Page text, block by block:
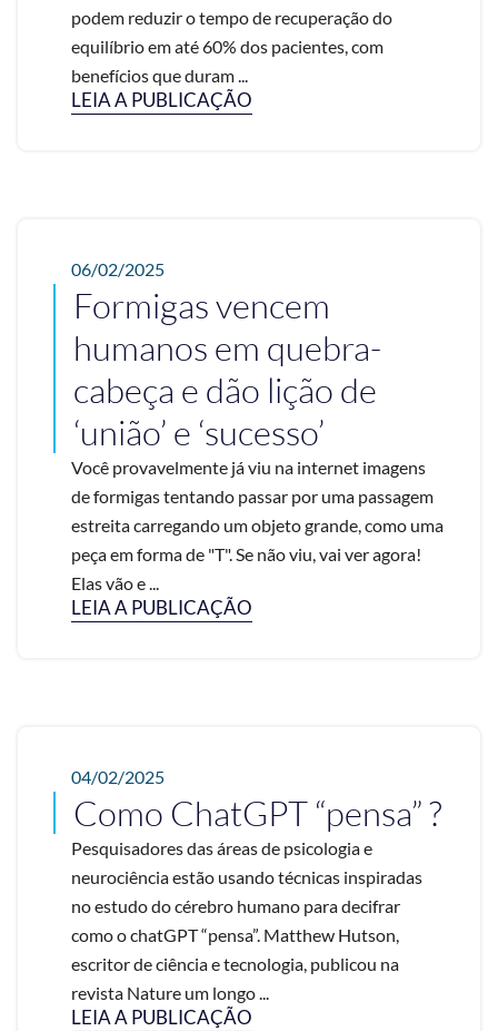
podem reduzir o tempo de recuperação do
equilíbrio em até 60% dos pacientes, com
benefícios que duram ...
LEIA A PUBLICAÇÃO
06/02/2025
Formigas vencem
humanos em quebra-
cabeça e dão lição de
‘união’ e ‘sucesso’
Você provavelmente já viu na internet imagens
de formigas tentando passar por uma passagem
estreita carregando um objeto grande, como uma
peça em forma de "T". Se não viu, vai ver agora!
Elas vão e ...
LEIA A PUBLICAÇÃO
04/02/2025
Como ChatGPT “pensa” ?
Pesquisadores das áreas de psicologia e
neurociência estão usando técnicas inspiradas
no estudo do cérebro humano para decifrar
como o chatGPT “pensa”. Matthew Hutson,
escritor de ciência e tecnologia, publicou na
revista Nature um longo ...
LEIA A PUBLICAÇÃO